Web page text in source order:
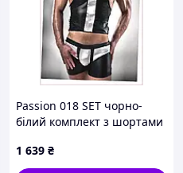
Passion 018 SET чорно-
білий комплект з шортами
1 639 ₴